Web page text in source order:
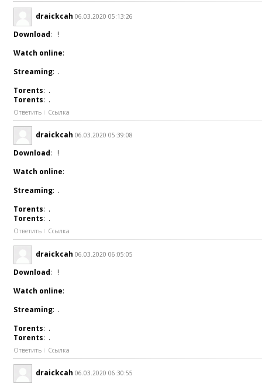
draickcah 06.03.2020 05:13:26
Download: !
Watch online:
Streaming: .
Torents: .
Torents: .
Ответить Ссылка
draickcah 06.03.2020 05:39:08
Download: !
Watch online:
Streaming: .
Torents: .
Torents: .
Ответить Ссылка
draickcah 06.03.2020 06:05:05
Download: !
Watch online:
Streaming: .
Torents: .
Torents: .
Ответить Ссылка
draickcah 06.03.2020 06:30:55